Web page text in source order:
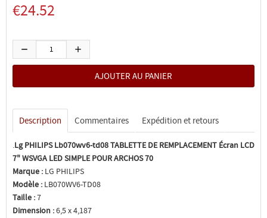
€24.52
Description Commentaires Expédition et retours
.Lg PHILIPS Lb070wv6-td08 TABLETTE DE REMPLACEMENT Écran LCD
7" WSVGA LED SIMPLE POUR ARCHOS 70
Marque : LG PHILIPS
Modèle : LB070WV6-TD08
Taille :7
Dimension :6,5 x 4,187